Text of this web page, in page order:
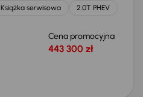
Książka serwisowa
2.0T PHEV
Cena promocyjna
443 300 zł